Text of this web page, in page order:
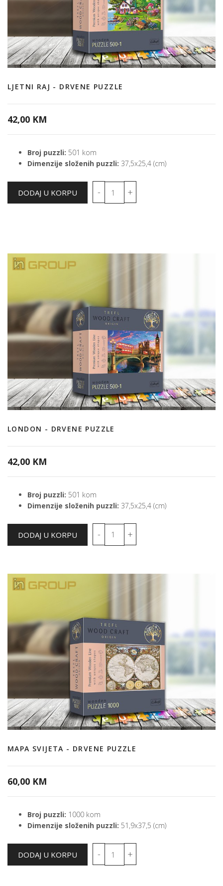
LJETNI RAJ - DRVENE PUZZLE
42,00 KM
Broj puzzli: 501 kom
Dimenzije složenih puzzli: 37,5x25,4 (cm)
LONDON - DRVENE PUZZLE
42,00 KM
Broj puzzli: 501 kom
Dimenzije složenih puzzli: 37,5x25,4 (cm)
MAPA SVIJETA - DRVENE PUZZLE
60,00 KM
Broj puzzli: 1000 kom
Dimenzije složenih puzzli: 51,9x37,5 (cm)